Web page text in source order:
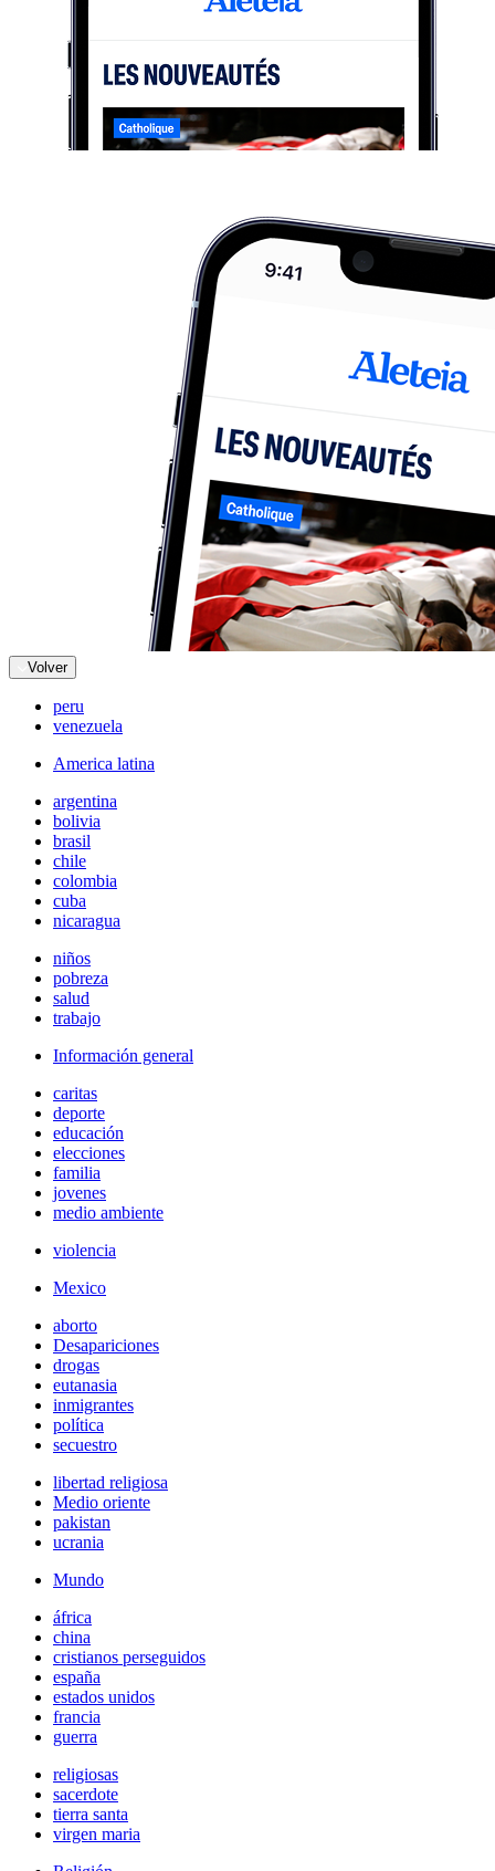
Volver
peru
venezuela
America latina
argentina
bolivia
brasil
chile
colombia
cuba
nicaragua
niños
pobreza
salud
trabajo
Información general
caritas
deporte
educación
elecciones
familia
jovenes
medio ambiente
violencia
Mexico
aborto
Desapariciones
drogas
eutanasia
inmigrantes
política
secuestro
libertad religiosa
Medio oriente
pakistan
ucrania
Mundo
áfrica
china
cristianos perseguidos
españa
estados unidos
francia
guerra
religiosas
sacerdote
tierra santa
virgen maria